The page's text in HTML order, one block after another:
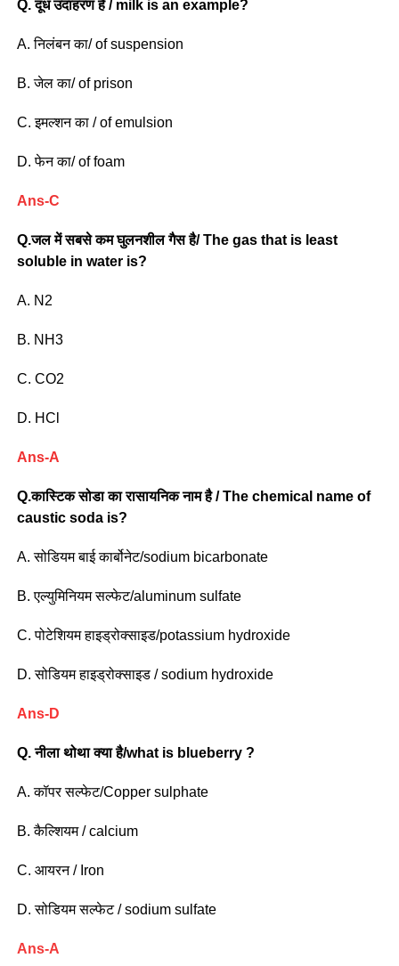
Q.दूध उदाहरण है / milk is an example?
A. निलंबन का/ of suspension
B. जेल का/ of prison
C. इमल्शन का / of emulsion
D. फेन का/ of foam
Ans-C
Q.जल में सबसे कम घुलनशील गैस है/ The gas that is least
soluble in water is?
A. N2
B. NH3
C. CO2
D. HCl
Ans-A
Q.कास्टिक सोडा का रासायनिक नाम है / The chemical name of
caustic soda is?
A. सोडियम बाई कार्बोनेट/sodium bicarbonate
B. एल्युमिनियम सल्फेट/aluminum sulfate
C. पोटेशियम हाइड्रोक्साइड/potassium hydroxide
D. सोडियम हाइड्रोक्साइड / sodium hydroxide
Ans-D
Q.नीला थोथा क्या है/what is blueberry ?
A. कॉपर सल्फेट/Copper sulphate
B. कैल्शियम / calcium
C. आयरन / Iron
D. सोडियम सल्फेट / sodium sulfate
Ans-A